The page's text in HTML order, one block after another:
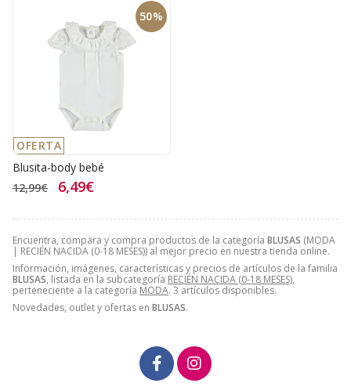
Encuentra, compara y compra productos de la categoría BLUSAS (MODA
| RECIÉN NACIDA (0-18 MESES)) al mejor precio en nuestra tienda online.
Información, imágenes, características y precios de artículos de la familia
BLUSAS, listada en la subcategoría RECIÉN NACIDA (0-18 MESES),
perteneciente a la categoría MODA. 3 artículos disponibles.
Novedades, outlet y ofertas en BLUSAS.
50%
OFERTA
Blusita-body bebé
12,99€
6,49€